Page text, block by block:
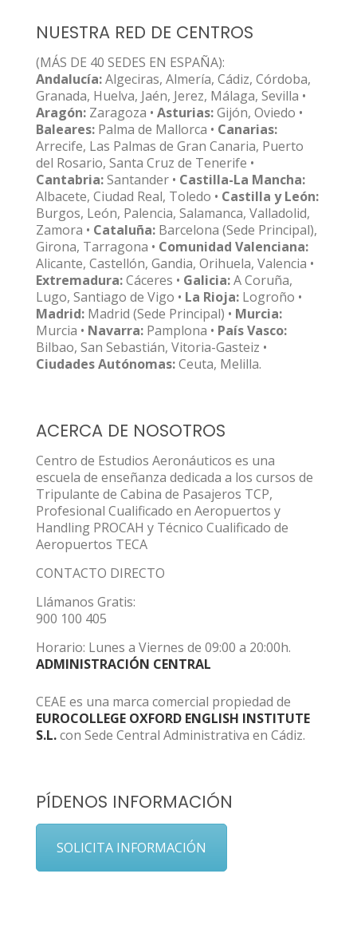
NUESTRA RED DE CENTROS
(MÁS DE 40 SEDES EN ESPAÑA):
Andalucía:Algeciras, Almería, Cádiz, Córdoba,
Granada, Huelva, Jaén, Jerez, Málaga, Sevilla •
Aragón: Zaragoza • Asturias:Gijón, Oviedo •
Baleares: Palma de Mallorca • Canarias:
Arrecife, Las Palmas de Gran Canaria, Puerto
del Rosario, Santa Cruz de Tenerife •
Cantabria:Santander • Castilla-La Mancha:
Albacete, Ciudad Real, Toledo • Castilla y León:
Burgos, León, Palencia, Salamanca, Valladolid,
Zamora • Cataluña: Barcelona (Sede Principal),
Girona, Tarragona • Comunidad Valenciana:
Alicante, Castellón, Gandia, Orihuela, Valencia •
Extremadura:Cáceres • Galicia:A Coruña,
Lugo, Santiago de Vigo • La Rioja: Logroño •
Madrid: Madrid (Sede Principal) • Murcia:
Murcia • Navarra: Pamplona • País Vasco:
Bilbao, San Sebastián, Vitoria-Gasteiz •
Ciudades Autónomas:Ceuta, Melilla.
ACERCA DE NOSOTROS
Centro de Estudios Aeronáuticos es una
escuela de enseñanza dedicada a los cursos de
Tripulante de Cabina de Pasajeros TCP,
Profesional Cualificado en Aeropuertos y
Handling PROCAH y Técnico Cualificado de
Aeropuertos TECA
CONTACTO DIRECTO
Llámanos Gratis:
900 100 405
Horario: Lunes a Viernes de 09:00 a 20:00h.
ADMINISTRACIÓN CENTRAL
CEAE es una marca comercial propiedad de
EUROCOLLEGE OXFORD ENGLISH INSTITUTE
S.L.con Sede Central Administrativa en Cádiz.
PÍDENOS INFORMACIÓN
SOLICITA INFORMACIÓN